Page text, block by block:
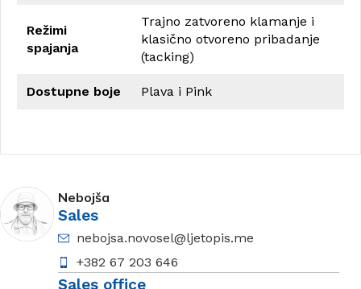
Režimi
spajanja
Trajno zatvoreno klamanje i
klasično otvoreno pribadanje
(tacking)
Dostupne boje Plava i Pink
Nebojša
Sales
nebojsa.novosel@ljetopis.me
+382 67 203 646
Sales office